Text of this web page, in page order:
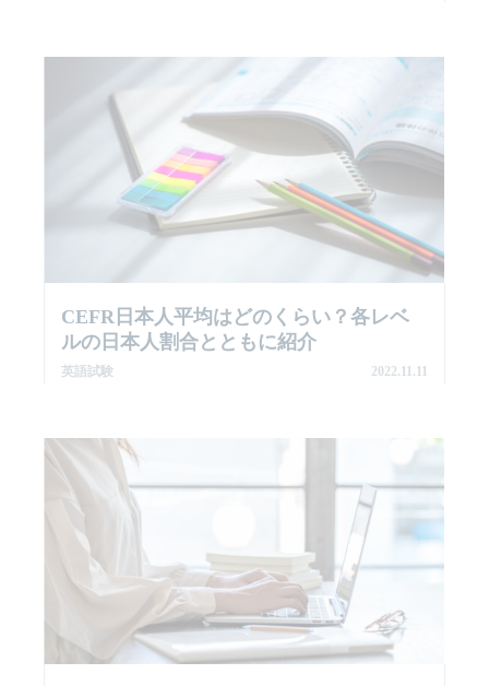
CEFR日本人平均はどのくらい？各レベ
ルの日本人割合とともに紹介
英語試験 2022.11.11